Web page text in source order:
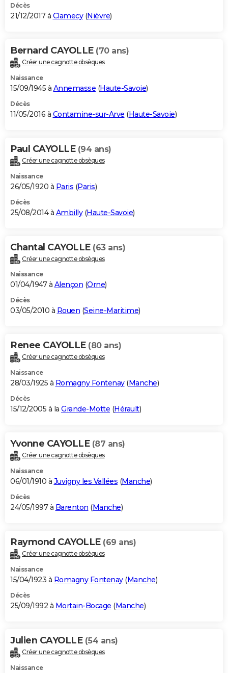
S'inscrire
Se connecter
Lycées
Collèges
Primaires
Universités
Entreprises
Service militaire
Avis de recherche
AVIS DE DÉCÈS
Bricolage
Lifestyle
Culture
Sport
Auto
Television
Voyage
Cinema
Décès
21/12/2017 à Clamecy(Nièvre)
Bernard CAYOLLE (70 ans)
Créer une cagnotte obsèques
Naissance
15/09/1945 à Annemasse (Haute-Savoie)
Décès
11/05/2016 à Contamine-sur-Arve (Haute-Savoie)
Paul CAYOLLE (94 ans)
Créer une cagnotte obsèques
Naissance
26/05/1920 à Paris (Paris)
Décès
25/08/2014 à Ambilly(Haute-Savoie)
Chantal CAYOLLE (63 ans)
Créer une cagnotte obsèques
Naissance
01/04/1947 à Alençon (Orne)
Décès
03/05/2010 à Rouen (Seine-Maritime)
Renee CAYOLLE (80 ans)
Créer une cagnotte obsèques
Naissance
28/03/1925 à Romagny Fontenay(Manche)
Décès
15/12/2005 à la Grande-Motte (Hérault)
Yvonne CAYOLLE (87 ans)
Créer une cagnotte obsèques
Naissance
06/01/1910 à Juvigny les Vallées (Manche)
Décès
24/05/1997 à Barenton (Manche)
Raymond CAYOLLE (69 ans)
Créer une cagnotte obsèques
Naissance
15/04/1923 à Romagny Fontenay(Manche)
Décès
25/09/1992 à Mortain-Bocage (Manche)
Julien CAYOLLE (54 ans)
Créer une cagnotte obsèques
Naissance